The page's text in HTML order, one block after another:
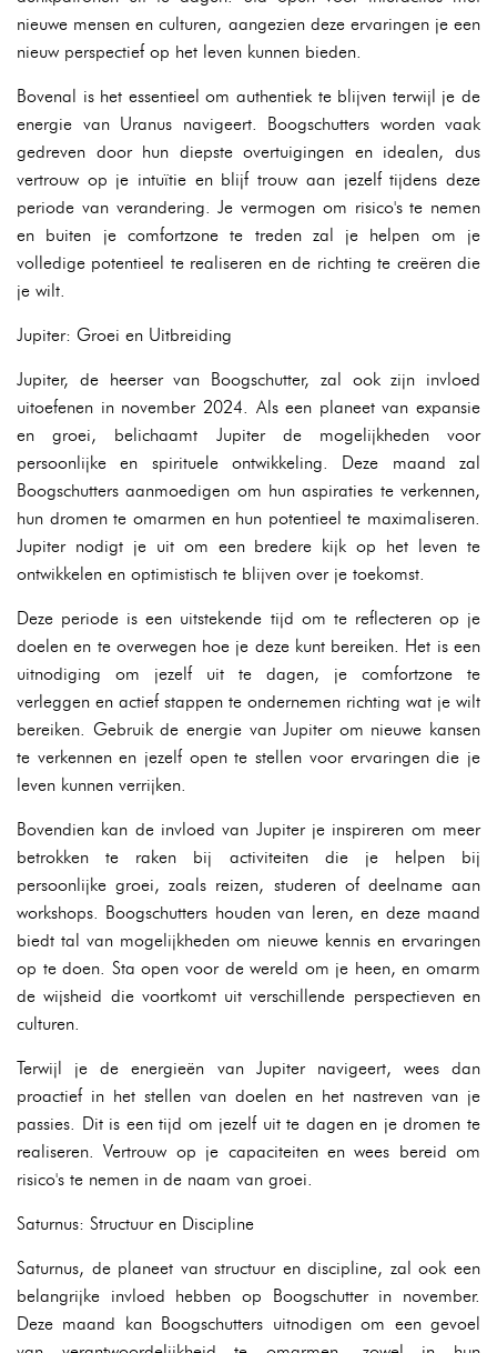
nieuwe mensen en culturen, aangezien deze ervaringen je een
nieuw perspectief op het leven kunnen bieden.
Bovenal is het essentieel om authentiek te blijven terwijl je de
energie van Uranus navigeert. Boogschutters worden vaak
gedreven door hun diepste overtuigingen en idealen, dus
vertrouw op je intuïtie en blijf trouw aan jezelf tijdens deze
periode van verandering. Je vermogen om risico's te nemen
en buiten je comfortzone te treden zal je helpen om je
volledige potentieel te realiseren en de richting te creëren die
je wilt.
Jupiter: Groei en Uitbreiding
Jupiter, de heerser van Boogschutter, zal ook zijn invloed
uitoefenen in november 2024. Als een planeet van expansie
en groei, belichaamt Jupiter de mogelijkheden voor
persoonlijke en spirituele ontwikkeling. Deze maand zal
Boogschutters aanmoedigen om hun aspiraties te verkennen,
hun dromen te omarmen en hun potentieel te maximaliseren.
Jupiter nodigt je uit om een bredere kijk op het leven te
ontwikkelen en optimistisch te blijven over je toekomst.
Deze periode is een uitstekende tijd om te reflecteren op je
doelen en te overwegen hoe je deze kunt bereiken. Het is een
uitnodiging om jezelf uit te dagen, je comfortzone te
verleggen en actief stappen te ondernemen richting wat je wilt
bereiken. Gebruik de energie van Jupiter om nieuwe kansen
te verkennen en jezelf open te stellen voor ervaringen die je
leven kunnen verrijken.
Bovendien kan de invloed van Jupiter je inspireren om meer
betrokken te raken bij activiteiten die je helpen bij
persoonlijke groei, zoals reizen, studeren of deelname aan
workshops. Boogschutters houden van leren, en deze maand
biedt tal van mogelijkheden om nieuwe kennis en ervaringen
op te doen. Sta open voor de wereld om je heen, en omarm
de wijsheid die voortkomt uit verschillende perspectieven en
culturen.
Terwijl je de energieën van Jupiter navigeert, wees dan
proactief in het stellen van doelen en het nastreven van je
passies. Dit is een tijd om jezelf uit te dagen en je dromen te
realiseren. Vertrouw op je capaciteiten en wees bereid om
risico's te nemen in de naam van groei.
Saturnus: Structuur en Discipline
Saturnus, de planeet van structuur en discipline, zal ook een
belangrijke invloed hebben op Boogschutter in november.
Deze maand kan Boogschutters uitnodigen om een gevoel